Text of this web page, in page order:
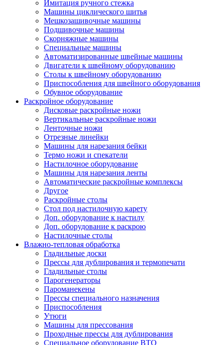
Имитация ручного стежка
Машины циклического шитья
Мешкозашивочные машины
Подшивочные машины
Скорняжные машины
Специальные машины
Автоматизированные швейные машины
Двигатели к швейному оборудованию
Столы к швейному оборудованию
Приспособления для швейного оборудования
Обувное оборудование
Раскройное оборудование
Дисковые раскройные ножи
Вертикальные раскройные ножи
Ленточные ножи
Отрезные линейки
Машины для нарезания бейки
Термо ножи и спекатели
Настилочное оборудование
Машины для нарезания ленты
Автоматические раскройные комплексы
Другое
Раскройные столы
Стол под настилочную карету
Доп. оборудование к настилу
Доп. оборудование к раскрою
Настилочные столы
Влажно-тепловая обработка
Гладильные доски
Прессы для дублирования и термопечати
Гладильные столы
Парогенераторы
Пароманекены
Прессы специального назначения
Приспособления
Утюги
Машины для прессования
Проходные прессы для дублирования
Специальное оборудование ВТО